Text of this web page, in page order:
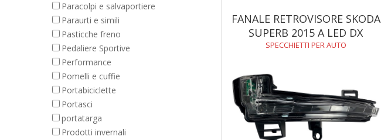
Paracolpi e salvaportiere
Paraurti e simili
Pasticche freno
Pedaliere Sportive
Performance
Pomelli e cuffie
Portabiciclette
Portasci
portatarga
Prodotti invernali
FANALE RETROVISORE SKODA
SUPERB 2015 A LED DX
SPECCHIETTI PER AUTO